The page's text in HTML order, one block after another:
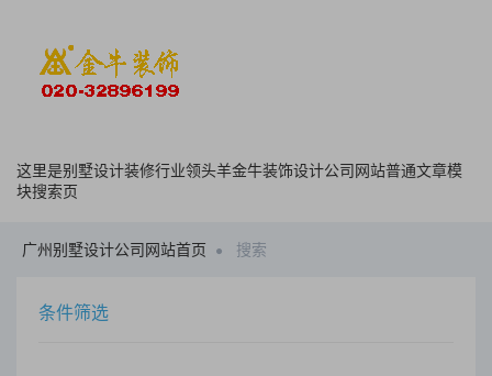
这里是别墅设计装修行业领头羊金牛装饰设计公司网站普通文章模
块搜索页
广州别墅设计公司网站首页 搜索
条件筛选